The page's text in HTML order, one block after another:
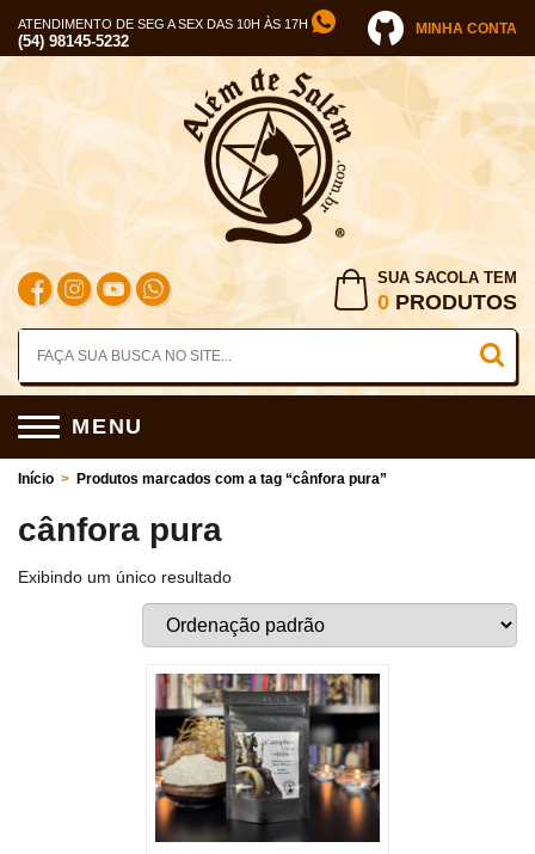
ATENDIMENTO DE SEG A SEX DAS 10H ÀS 17H
(54) 98145-5232
MINHA CONTA
SUA SACOLA TEM
0 PRODUTOS
MENU
Início > Produtos marcados com a tag “cânfora pura”
cânfora pura
Exibindo um único resultado